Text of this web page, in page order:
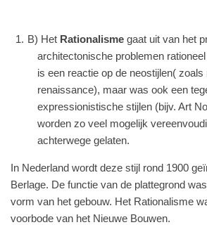
B) Het Rationalisme gaat uit van het
architectonische problemen
is een reactie op de neostijlen( zoals
renaissance), maar was ook een
expressionistische stijlen (bijv. Art
worden zo veel mogelijk
achterwege gelaten.
In Nederland wordt deze stijl rond 1900
Berlage. De functie van de plattegrond
vorm van het gebouw. Het Rationalisme
voorbode van het Nieuwe Bouwen.